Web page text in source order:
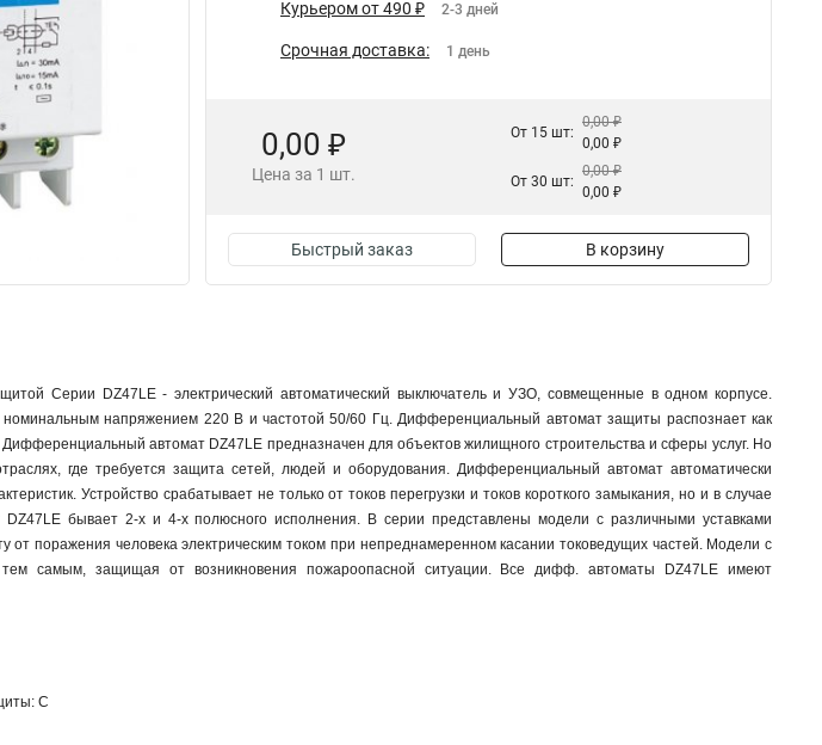
Курьером от 490 ₽ 2-3 дней
Срочная доставка: 1 день
0,00 ₽
Цена за 1 шт.
От 15 шт:
0,00 ₽
0,00 ₽
От 30 шт:
0,00 ₽
0,00 ₽
Быстрый заказ В корзину
Серии DZ47LE - электрический автоматический выключатель и УЗО, совмещенные в одном корпусе.
номинальным напряжением 220 В и частотой 50/60 Гц. Дифференциальный автомат защиты распознает как
Дифференциальный автомат DZ47LE предназначен для объектов жилищного строительства и сферы услуг. Но
где требуется защита сетей, людей и оборудования. Дифференциальный автомат автоматически
Устройство срабатывает не только от токов перегрузки и токов короткого замыкания, но и в случае
бывает 2-х и 4-х полюсного исполнения. В серии представлены модели с различными уставками
поражения человека электрическим током при непреднамеренном касании токоведущих частей. Модели с
самым, защищая от возникновения пожароопасной ситуации. Все дифф. автоматы DZ47LE имеют
С